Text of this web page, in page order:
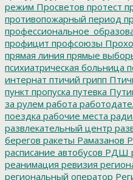
режим Просветов протест
противопожарный период
профицит профсоюзы
прямая линия прямые
психиатрическая больница
интернат птичий грипп
пункт пропуска путевка
за рулем работа
поездка рабочие места
развлекательный центр
берегов ракеты Рамазанов
расписание автобусов РДШ
реанимация ревизия
региональный оператор